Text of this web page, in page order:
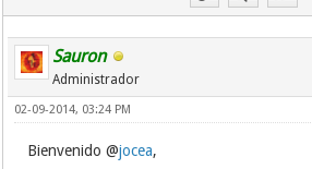
Sauron
Administrador
02-09-2014, 03:24 PM
Bienvenido @jocea,